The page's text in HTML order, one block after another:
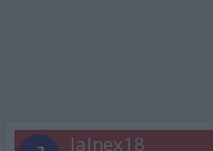
Jalnex18